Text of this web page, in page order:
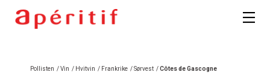
Pollisten /Vin / Hvitvin / Frankrike /Sørvest /Côtes de Gascogne